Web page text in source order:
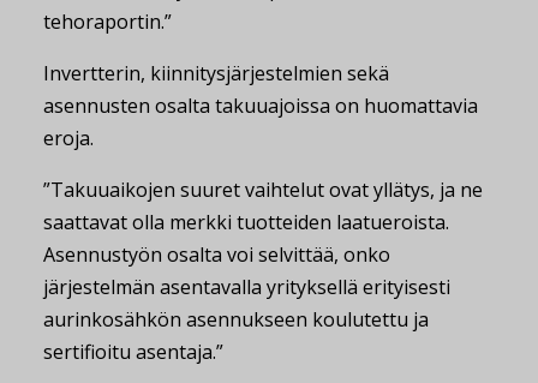
tehoraportin.”
Invertterin, kiinnitysjärjestelmien sekä
asennusten osalta takuuajoissa on huomattavia
eroja.
”Takuuaikojen suuret vaihtelut ovat yllätys, ja ne
saattavat olla merkki tuotteiden laatueroista.
Asennustyön osalta voi selvittää, onko
järjestelmän asentavalla yrityksellä erityisesti
aurinkosähkön asennukseen koulutettu ja
sertifioitu asentaja.”